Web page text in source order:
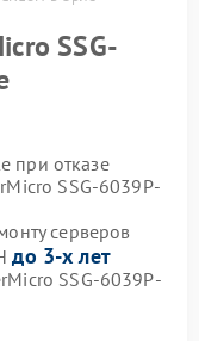
SSG-
при отказе
SSG-6039P-
серверов
до 3-х лет
SSG-6039P-